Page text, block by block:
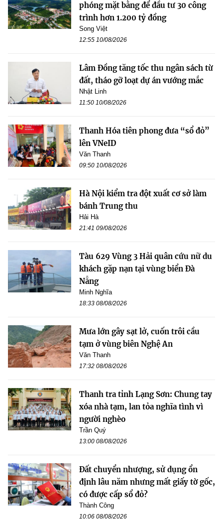
phóng mặt bằng để đầu tư 30 công
trình hơn 1.200 tỷ đồng
Song Việt
12:55 10/08/2026
Lâm Đồng tăng tốc thu ngân sách từ
đất, tháo gỡ loạt dự án vướng mắc
Nhật Linh
11:50 10/08/2026
Thanh Hóa tiên phong đưa “sổ đỏ”
lên VNeID
Văn Thanh
09:50 10/08/2026
Hà Nội kiểm tra đột xuất cơ sở làm
bánh Trung thu
Hải Hà
21:41 09/08/2026
Tàu 629 Vùng 3 Hải quân cứu nữ du
khách gặp nạn tại vùng biển Đà
Nẵng
Minh Nghĩa
18:33 08/08/2026
Mưa lớn gây sạt lở, cuốn trôi cầu
tạm ở vùng biên Nghệ An
Văn Thanh
17:32 08/08/2026
Thanh tra tỉnh Lạng Sơn: Chung tay
xóa nhà tạm, lan tỏa nghĩa tình vì
người nghèo
Trần Quý
13:00 08/08/2026
Đất chuyển nhượng, sử dụng ổn
định lâu năm nhưng mất giấy tờ gốc,
có được cấp sổ đỏ?
Thành Công
10:06 08/08/2026